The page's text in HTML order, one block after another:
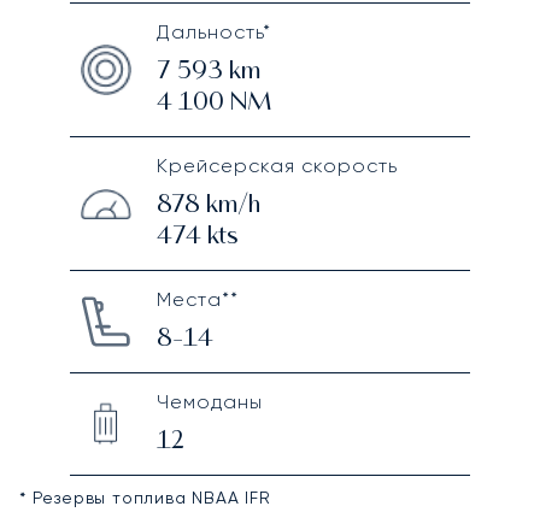
Дальность*
7 593 km
4 100 NM
Крейсерская скорость
878 km/h
474kts
Места**
8-14
Чемоданы
12
* Резервы топлива NBAA IFR